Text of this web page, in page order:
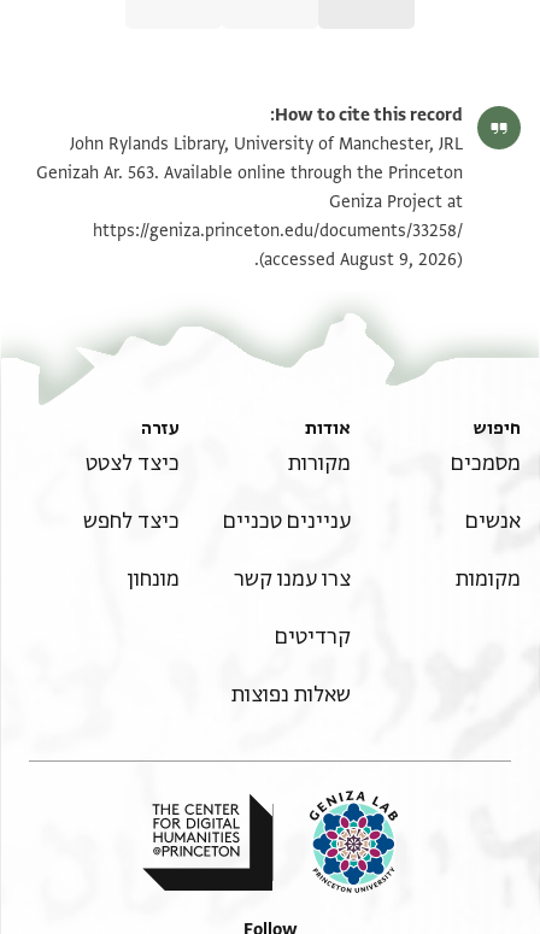
JRL Genizah Ar. 563 1 / 1 leaf, verso הגדל וסובב
תנאי היתר שימוש בתצלום
How to cite this record:
John Rylands Library, University of Manchester, JRL
Genizah Ar. 563. Available online through the Princeton
Geniza Project at
https://geniza.princeton.edu/documents/33258/
(accessed August 9, 2026).
חיפוש
מסמכים
אנשים
מקומות
אודות
מקורות
עניינים טכניים
צרו עמנו קשר
קרדיטים
שאלות נפוצות
עזרה
כיצד לצטט
כיצד לחפש
מונחון